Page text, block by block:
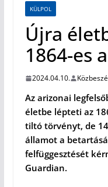
KÜLPOL
Újra
1864-es
2024.04.10.
Az arizonai
életbe lépteti az
tiltó törvényt, de
államot a
felfüggesztését
Guardian.